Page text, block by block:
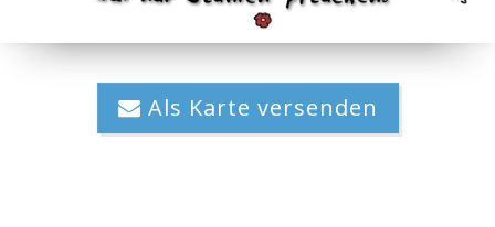
Als Karte versenden